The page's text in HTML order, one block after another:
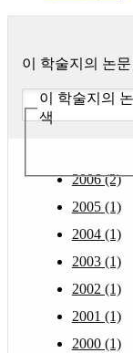
이 학술지의 논문
이 학술지의
색
2006 (2)
2005 (1)
2004 (1)
2003 (1)
2002 (1)
2001 (1)
2000 (1)